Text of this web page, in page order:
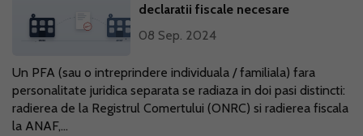
declaratii fiscale necesare
08 Sep. 2024
Un PFA (sau o intreprindere individuala / familiala) fara
personalitate juridica separata se radiaza in doi pasi distincti:
radierea de la Registrul Comertului (ONRC) si radierea fiscala
la ANAF,...